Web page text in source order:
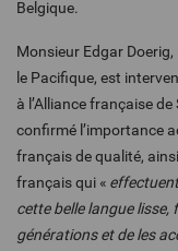
Belgique.
Monsieur Edgar Doerig,
le Pacifique, est
à l’Alliance française
confirmé l’importance
français de qualité,
français qui «
cette belle langue lisse,
générations et de les